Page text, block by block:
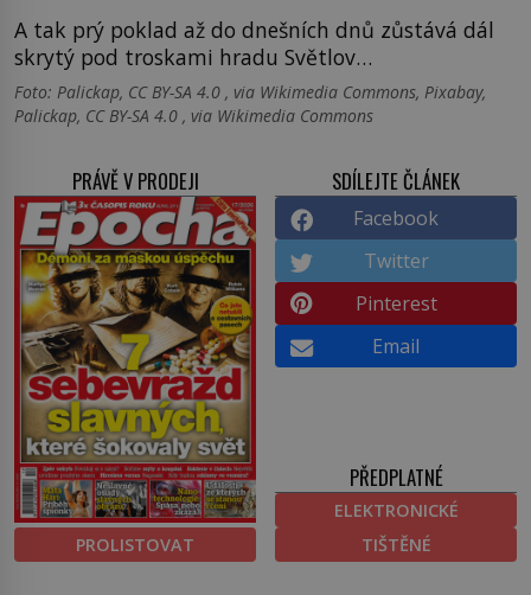
A tak prý poklad až do dnešních dnů zůstává dál
skrytý pod troskami hradu Světlov…
Foto: Palickap, CC BY-SA 4.0 , via Wikimedia Commons, Pixabay,
Palickap, CC BY-SA 4.0 , via Wikimedia Commons
PRÁVĚ V PRODEJI
PROLISTOVAT
SDÍLEJTE ČLÁNEK
Facebook
Twitter
Pinterest
Email
PŘEDPLATNÉ
ELEKTRONICKÉ
TIŠTĚNÉ